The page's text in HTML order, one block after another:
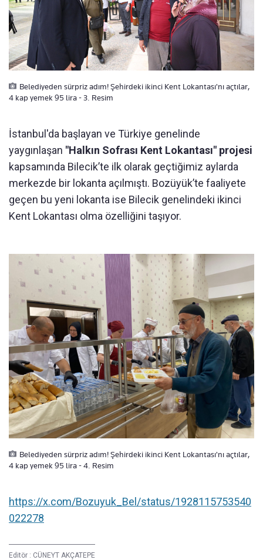
Belediyeden sürpriz adım! Şehirdeki ikinci Kent Lokantası'nı açtılar,
4 kap yemek 95 lira - 3. Resim
İstanbul'da başlayan ve Türkiye genelinde
yaygınlaşan "Halkın Sofrası Kent Lokantası" projesi
kapsamında Bilecik’te ilk olarak geçtiğimiz aylarda
merkezde bir lokanta açılmıştı. Bozüyük’te faaliyete
geçen bu yeni lokanta ise Bilecik genelindeki ikinci
Kent Lokantası olma özelliğini taşıyor.
Belediyeden sürpriz adım! Şehirdeki ikinci Kent Lokantası'nı açtılar,
4 kap yemek 95 lira - 4. Resim
https://x.com/Bozuyuk_Bel/status/1928115753540
022278
Editör : CÜNEYT AKÇATEPE